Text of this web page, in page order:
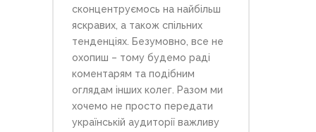
сконцентруємось на найбільш
яскравих, а також спільних
тенденціях. Безумовно, все не
охопиш – тому будемо раді
коментарям та подібним
оглядам інших колег. Разом ми
хочемо не просто передати
українській аудиторії важливу